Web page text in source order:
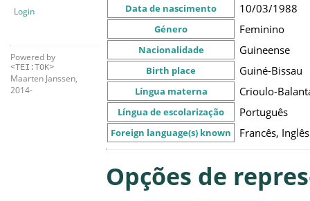
Login
Powered by
<TEI:TOK>
Maarten Janssen,
2014-
Data de nascimento
10/03/1988
Género Feminino
Nacionalidade Guineense
Birth place Guiné-Bissau
Língua materna Crioulo-
Língua de escolarização Português
Foreign language(s) known Francês, Inglês
Opções de